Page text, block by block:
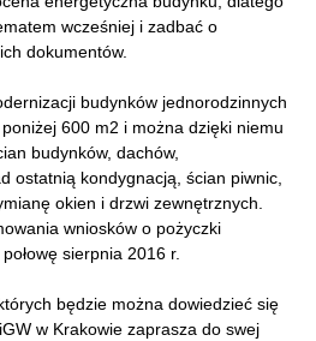
wcześniej i zadbać o
dokumentów.
budynków jednorodzinnych
600 m2 i można dzięki niemu
budynków, dachów,
ostatnią kondygnacją, ścian piwnic,
okien i drzwi zewnętrznych.
wniosków o pożyczki
sierpnia 2016 r.
będzie można dowiedzieć się
w Krakowie zaprasza do swej